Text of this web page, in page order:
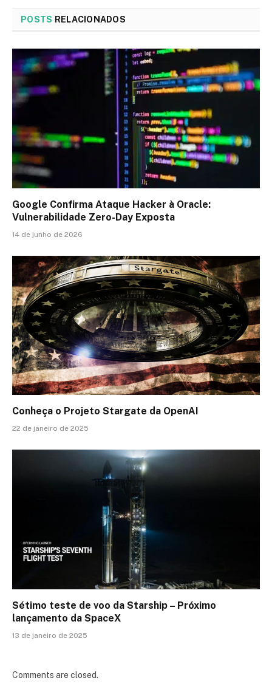
POSTS RELACIONADOS
Google Confirma Ataque Hacker à Oracle:
Vulnerabilidade Zero-Day Exposta
14 de junho de 2026
Conheça o Projeto Stargate da OpenAI
22 de janeiro de 2025
Sétimo teste de voo da Starship – Próximo
lançamento da SpaceX
13 de janeiro de 2025
Comments are closed.